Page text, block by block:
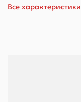
Все характеристики